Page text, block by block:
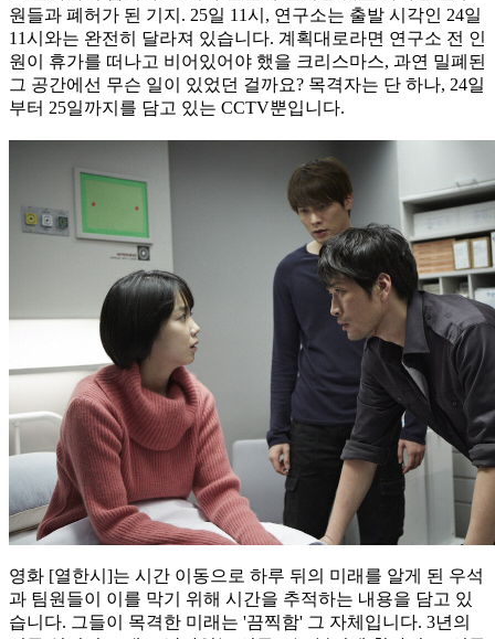
원들과 폐허가 된 기지. 25일 11시, 연구소는 출발 시각인 24일
11시와는 완전히 달라져 있습니다. 계획대로라면 연구소 전 인
원이 휴가를 떠나고 비어있어야 했을 크리스마스, 과연 밀폐된
그 공간에선 무슨 일이 있었던 걸까요? 목격자는 단 하나, 24일
부터 25일까지를 담고 있는 CCTV뿐입니다.
영화 [열한시]는 시간 이동으로 하루 뒤의 미래를 알게 된 우석
과 팀원들이 이를 막기 위해 시간을 추적하는 내용을 담고 있
습니다. 그들이 목격한 미래는 '끔찍함' 그 자체입니다. 3년의